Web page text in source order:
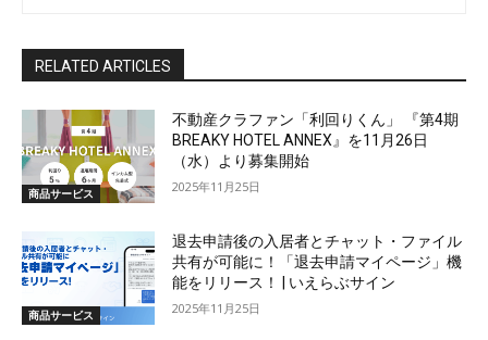
RELATED ARTICLES
商品サービス
不動産クラファン「利回りくん」 『第4期
BREAKY HOTEL ANNEX』を11月26日
（水）より募集開始
2025年11月25日
商品サービス
退去申請後の入居者とチャット・ファイル
共有が可能に！「退去申請マイページ」機
能をリリース！ | いえらぶサイン
2025年11月25日